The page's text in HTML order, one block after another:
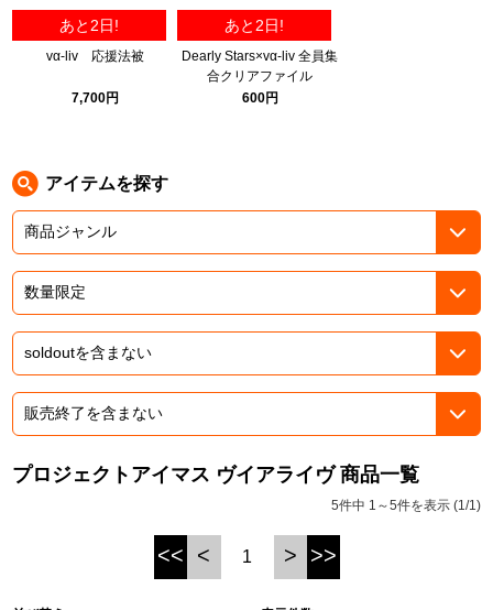
プレミアム会員とは
パックマン
ナムコクラシック
ガンダムシリーズ
ドラゴンボール
ラブライブ！シリーズ
ラブライブ！
ラブライブ！虹ヶ咲学園スクールアイドル同好会
あと2日!
vα-liv 応援法被
7,700円
あと2日!
Dearly Stars×vα-liv 全員集
合クリアファイル
600円
アイテムを探す
プロジェクトアイマス ヴイアライヴ 商品一覧
5件中 1～5件を表示 (1/1)
<< < 1 > >>